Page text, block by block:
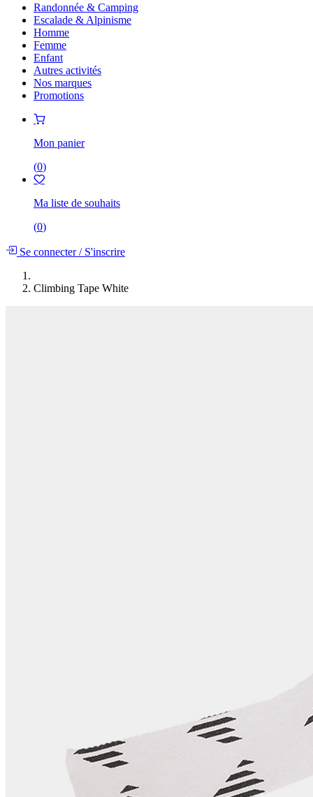
Randonnée & Camping
Escalade & Alpinisme
Homme
Femme
Enfant
Autres activités
Nos marques
Promotions
Mon panier
(0)
Ma liste de souhaits
(0)
Se connecter/S'inscrire
Climbing Tape White